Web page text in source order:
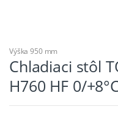
Výška 950 mm
Chladiaci stôl
H760 HF 0/